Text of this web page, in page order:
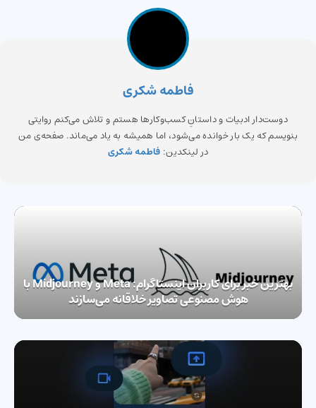
فاطمه شکری
دوست‌دار ادبیات و داستانِ کسب‌وکارها هستم و تلاش می‌کنم روایتی
بنویسم که یک بار خوانده می‌شود، اما همیشه به یاد می‌ماند. صفحه‌ی من
در لینکدین: فاطمه شکری
بهترین خبر برای کاربران اینستاگرام: Meta و Midjourney با
هوش مصنوعی تصاویر خلاقانه می‌سازند